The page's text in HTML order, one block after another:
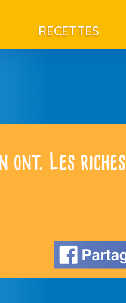
RECETTES
ont. Les riches